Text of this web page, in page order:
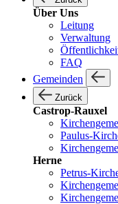
Über Uns
Leitung
Verwaltung
FAQ
Gemeinden
Zurück
Castrop-Rauxel
Paulus-
Herne
Petrus-